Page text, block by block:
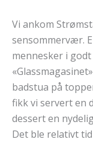
Vi ankom
sensommervær.
mennesker i
badstua på
fikk vi servert en
dessert en
Det ble relativt